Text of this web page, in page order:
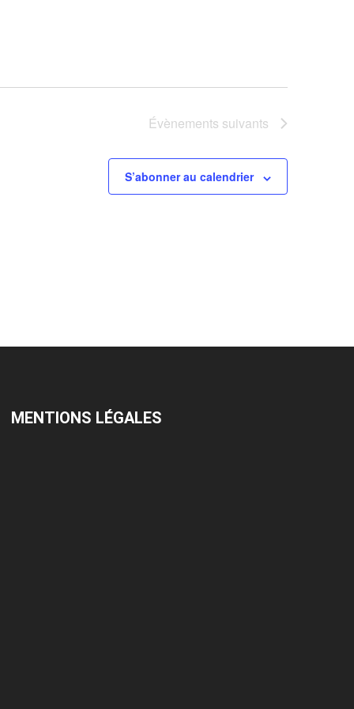
Évènements suivants
S’abonner au calendrier
MENTIONS LÉGALES